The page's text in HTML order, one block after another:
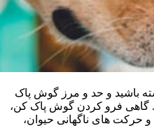
باشید و حد و مرز گوش پاک
گاهی فرو کردن گوش پاک کن،
های ناگهانی حیوان،